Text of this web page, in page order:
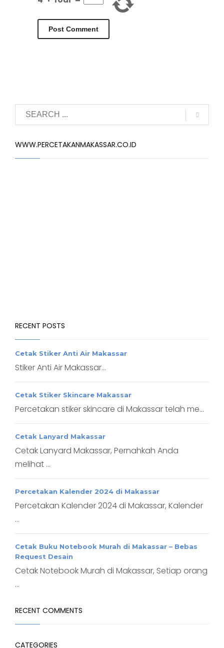
WWW.PERCETAKANMAKASSAR.CO.ID
RECENT POSTS
Cetak Stiker Anti Air Makassar
Stiker Anti Air Makassar...
Cetak Stiker Skincare Makassar
Percetakan stiker skincare di Makassar telah me...
Cetak Lanyard Makassar
Cetak Lanyard Makassar, Pernahkah Anda
melihat ...
Percetakan Kalender 2024 di Makassar
Percetakan Kalender 2024 di Makassar, Kalender
...
Cetak Buku Notebook Murah di Makassar – Bebas
Request Desain
Cetak Notebook Murah di Makassar, Setiap orang
...
RECENT COMMENTS
CATEGORIES